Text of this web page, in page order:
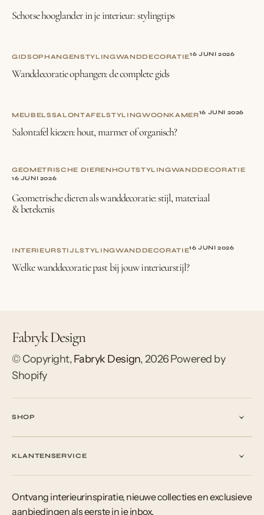
Schotse hooglander in je interieur: stylingtips
GIDSOPHANGENSTYLINGWANDDECORATIE16 JUNI 2026
Wanddecoratie ophangen: de complete gids
MEUBELSSALONTAFELSTYLINGWOONKAMER16 JUNI 2026
Salontafel kiezen: hout, marmer of organisch?
GEOMETRISCHE DIERENHOUTSTYLINGWANDDECORATIE
16 JUNI 2026
Geometrische dieren als wanddecoratie: stijl, materiaal
& betekenis
INTERIEURSTIJLSTYLINGWANDDECORATIE16 JUNI 2026
Welke wanddecoratie past bij jouw interieurstijl?
Fabryk Design
© Copyright,Fabryk Design,2026Powered by
Shopify
SHOP
KLANTENSERVICE
Ontvang interieurinspiratie, nieuwe collecties en exclusieve
aanbiedingen als eerste in je inbox.